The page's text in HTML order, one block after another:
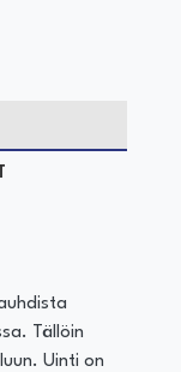
Tällöin
Uinti on